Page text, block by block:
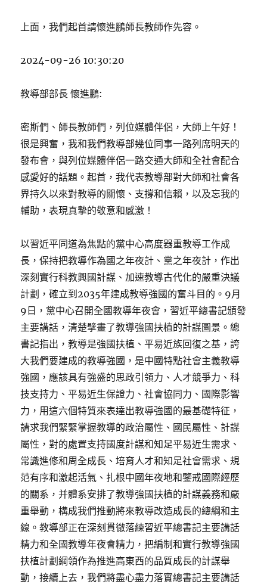
上面，我們起首請懷進鵬師長教師作先容。
2024-09-26 10:30:20
教導部部長 懷進鵬:
密斯們、師長教師們，列位媒體伴侶，大師上午好！
很是興奮，我和我們教導部幾位同事一路列席明天的
發布會，與列位媒體伴侶一路交通大師和全社會配合
感愛好的話題。起首，我代表教導部對大師和社會各
界持久以來對教導的關懷、支撐和信賴，以及忘我的
輔助，表現真摯的敬意和感激！
以習近平同道為焦點的黨中心高度器重教導工作成
長，保持把教導作為國之年夜計、黨之年夜計，作出
深刻實行科教興國計謀、加速教導古代化的嚴重決議
計劃，確立到2035年建成教導強國的奮斗目的。9月
9日，黨中心召開全國教導年夜會，習近平總書記頒發
主要講話，清楚擘畫了教導強國扶植的計謀圖景。總
書記指出，教導是強國扶植、平易近族回復之基，誇
大我們要建成的教導強國，是中國特點社會主義教導
強國，應該具有強盛的思政引領力、人才競爭力、科
技支持力、平易近生保證力、社會協同力、國際影響
力，用這六個特質來表達出教導強國的最基礎特征，
請求我們緊緊掌握教導的政治屬性、國民屬性、計謀
屬性，對的處置支持國度計謀和知足平易近生需求、
常識進修和周全成長、培育人才和知足社會需求、規
范有序和激起活氣、扎根中國年夜地和鑒戒國際經歷
的關系，并體系安排了教導強國扶植的計謀義務和嚴
重舉動，構成我們推動將來教導改造成長的總綱和主
線。教導部正在深刻貫徹落練習近平總書記主要講話
精力和全國教導年夜會精力，把編制和實行教導強國
扶植計劃綱領作為推進高東西的品質成長的計謀舉
動，接續上去，我們將盡心盡力落實總書記主要講話